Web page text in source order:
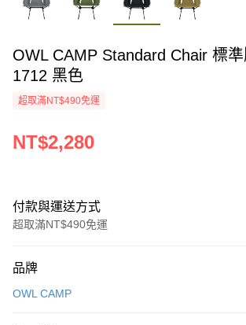
OWL CAMP Standard Chair 標
1712 黑色
超取滿NT$490免運
NT$2,280
付款與運送方式
超取滿NT$490免運
信用卡一次付款
品牌
OWL CAMP